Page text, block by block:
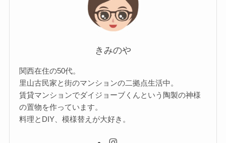
きみのや
関西在住の50代。
里山古民家と街のマンションの二拠点生活中。
賃貸マンションでダイジョーブくんという陶製の神様
の置物を作っています。
料理とDIY、模様替えが大好き。